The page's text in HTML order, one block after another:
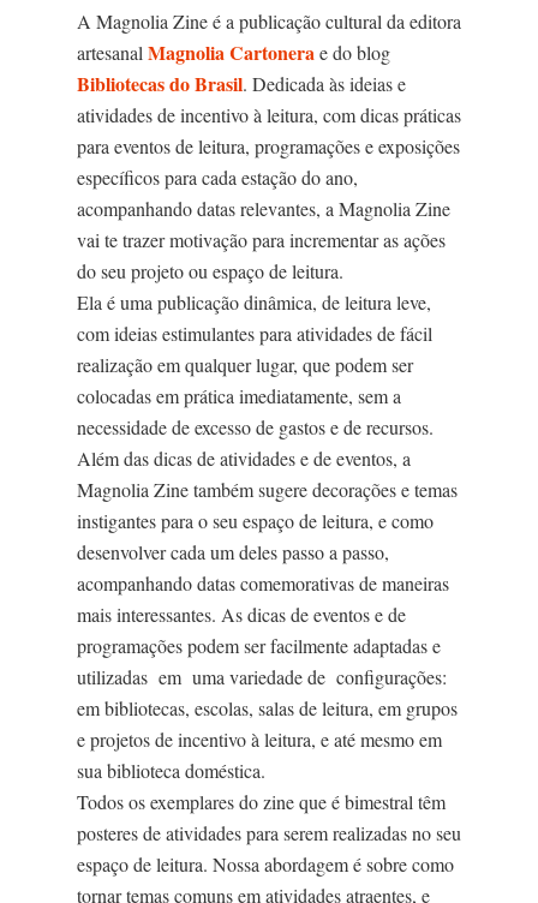
A Magnolia Zine é a publicação cultural da editora
artesanal Magnolia Cartonera e do blog
Bibliotecas do Brasil. Dedicada às ideias e
atividades de incentivo à leitura, com dicas práticas
para eventos de leitura, programações e exposições
específicos para cada estação do ano,
acompanhando datas relevantes, a Magnolia Zine
vai te trazer motivação para incrementar as ações
do seu projeto ou espaço de leitura.
Ela é uma publicação dinâmica, de leitura leve,
com ideias estimulantes para atividades de fácil
realização em qualquer lugar, que podem ser
colocadas em prática imediatamente, sem a
necessidade de excesso de gastos e de recursos.
Além das dicas de atividades e de eventos, a
Magnolia Zine também sugere decorações e temas
instigantes para o seu espaço de leitura, e como
desenvolver cada um deles passo a passo,
acompanhando datas comemorativas de maneiras
mais interessantes. As dicas de eventos e de
programações podem ser facilmente adaptadas e
utilizadas em uma variedade de configurações:
em bibliotecas, escolas, salas de leitura, em grupos
e projetos de incentivo à leitura, e até mesmo em
sua biblioteca doméstica.
Todos os exemplares do zine que é bimestral têm
posteres de atividades para serem realizadas no seu
espaço de leitura. Nossa abordagem é sobre como
tornar temas comuns em atividades atraentes, e